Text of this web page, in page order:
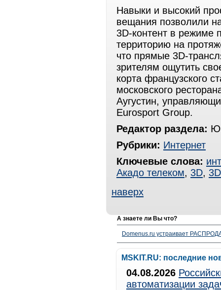
Навыки и высокий
вещания позволили
3D-контент в режиме
территорию на
что прямые 3D-
зрителям ощутить
корта французского
московского
Аугустин,
Eurosport Group.
Редактор раздела:
Рубрики: Интернет
Ключевые слова:
Акадо телеком, 3D,
наверх
А знаете ли Вы что?
Domenus.ru устраивает
MSKIT.RU: последние
04.08.2026
автоматизации